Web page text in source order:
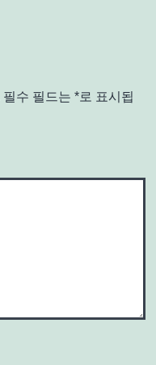
필수 필드는 *로 표시됩